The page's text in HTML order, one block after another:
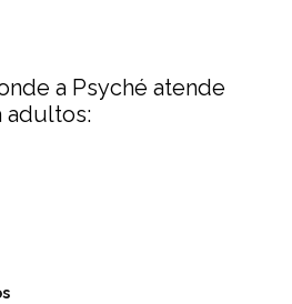
a Psyché atende
adultos: